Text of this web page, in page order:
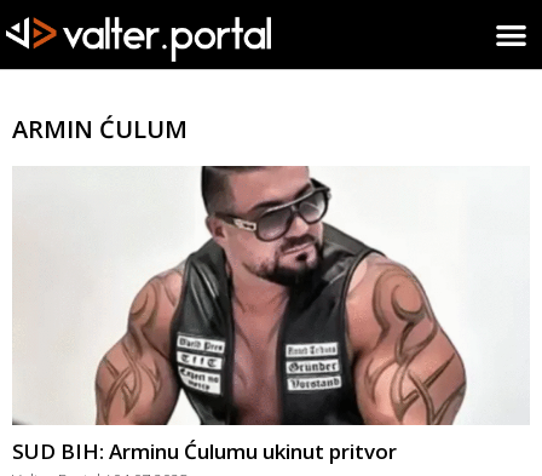
ARMIN ĆULUM
SUD BIH: Arminu Ćulumu ukinut pritvor